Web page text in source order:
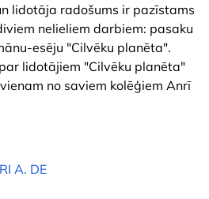
lidotāja radošums ir pazīstams
nelieliem darbiem: pasaku
esēju "Cilvēku planēta".
lidotājiem "Cilvēku planēta"
no saviem kolēģiem Anrī
A. DE